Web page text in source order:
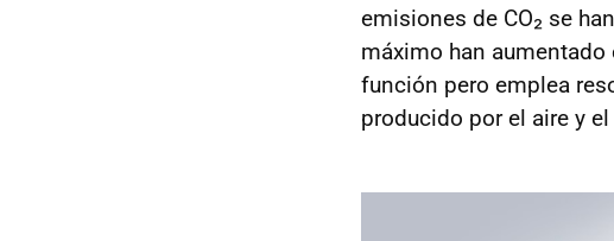
emisiones de CO₂ se
máximo han aumentado
función pero emplea
producido por el aire y